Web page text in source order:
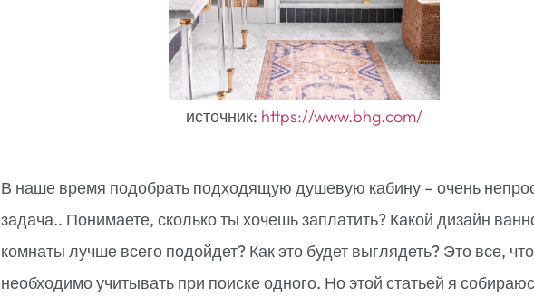
источник: https://www.bhg.com/
В наше время подобрать подходящую душевую кабину – очень
задача.. Понимаете, сколько ты хочешь заплатить? Какой дизайн
комнаты лучше всего подойдет? Как это будет выглядеть? Это все, что
необходимо учитывать при поиске одного. Но этой статьей я